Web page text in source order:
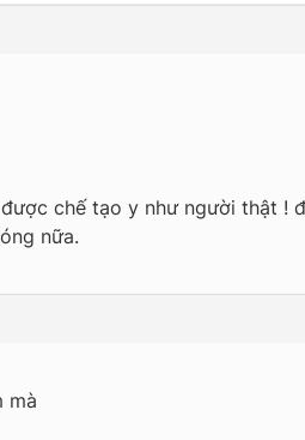
chế tạo y như người thật !
nữa.
mà